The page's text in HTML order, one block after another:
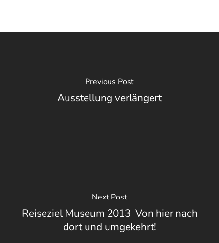
Previous Post
Ausstellung verlängert
Next Post
Reiseziel Museum 2013  Von hier nach
dort und umgekehrt!